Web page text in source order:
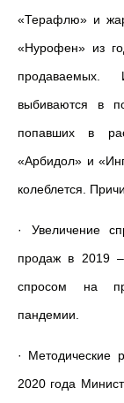
«Терафлю» и
«Нурофен» из
продаваемых.
выбиваются в
попавших в
«Арбидол» и
колеблется.
· Увеличение
продаж в 2019
спросом на
пандемии.
· Методические
2020 года